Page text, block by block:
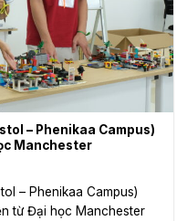
– Phenikaa Campus)
Manchester
– Phenikaa Campus)
từ Đại học Manchester